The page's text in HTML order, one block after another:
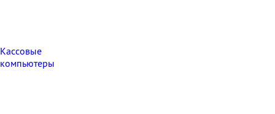
Кассовые
компьютеры